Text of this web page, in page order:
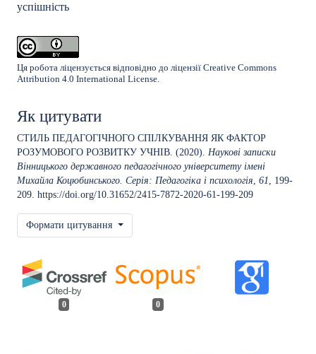
успішність
Ця робота ліцензується відповідно до ліцензії Creative Commons
Attribution 4.0 International License.
Як цитувати
СТИЛЬ ПЕДАГОГІЧНОГО СПІЛКУВАННЯ ЯК ФАКТОР
РОЗУМОВОГО РОЗВИТКУ УЧНІВ. (2020). Наукові записки
Вінницького державного педагогічного університету імені
Михайла Коцюбинського. Серія: Педагогіка і психологія, 61, 199-
209. https://doi.org/10.31652/2415-7872-2020-61-199-209
Формати цитування
0 0